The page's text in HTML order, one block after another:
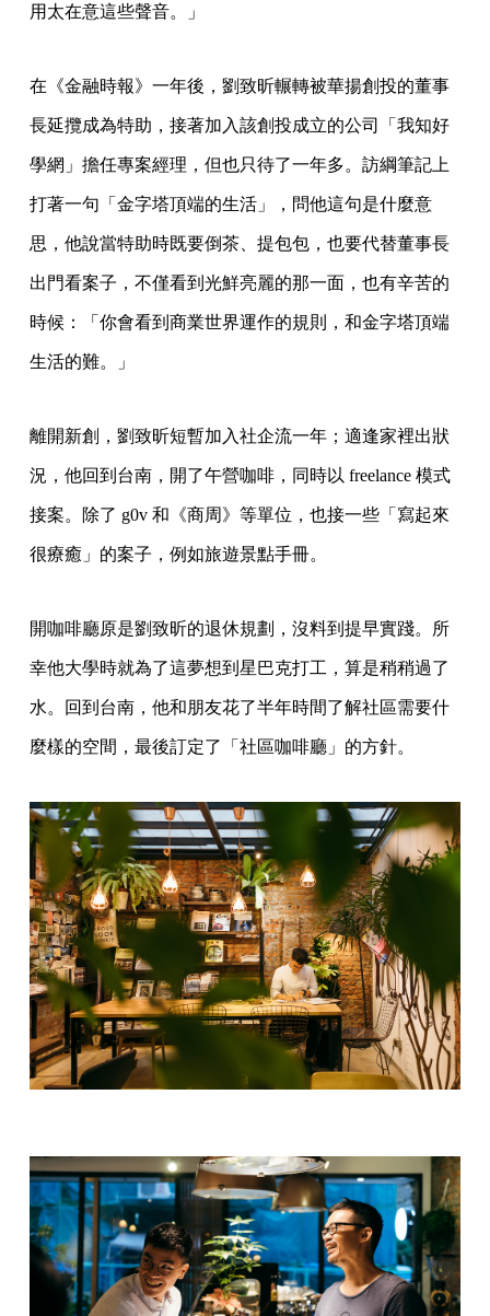
用太在意這些聲音。」
在《金融時報》一年後，劉致昕輾轉被華揚創投的董事
長延攬成為特助，接著加入該創投成立的公司「我知好
學網」擔任專案經理，但也只待了一年多。訪綱筆記上
打著一句「金字塔頂端的生活」，問他這句是什麼意
思，他說當特助時既要倒茶、提包包，也要代替董事長
出門看案子，不僅看到光鮮亮麗的那一面，也有辛苦的
時候：「你會看到商業世界運作的規則，和金字塔頂端
生活的難。」
離開新創，劉致昕短暫加入社企流一年；適逢家裡出狀
況，他回到台南，開了午營咖啡，同時以 freelance 模式
接案。除了 g0v 和《商周》等單位，也接一些「寫起來
很療癒」的案子，例如旅遊景點手冊。
開咖啡廳原是劉致昕的退休規劃，沒料到提早實踐。所
幸他大學時就為了這夢想到星巴克打工，算是稍稍過了
水。回到台南，他和朋友花了半年時間了解社區需要什
麼樣的空間，最後訂定了「社區咖啡廳」的方針。